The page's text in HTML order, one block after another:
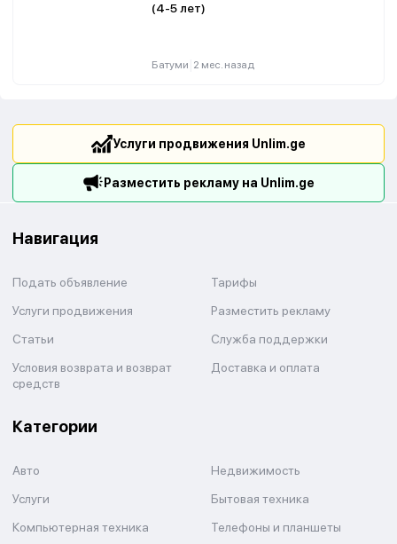
(4-5 лет)
Батуми 2 мес. назад
Услуги продвижения Unlim.ge
Разместить рекламу на Unlim.ge
Навигация
Подать объявление
Тарифы
Услуги продвижения
Разместить рекламу
Статьи
Служба поддержки
Условия возврата и возврат
средств
Доставка и оплата
Категории
Авто
Недвижимость
Услуги
Бытовая техника
Компьютерная техника
Телефоны и планшеты